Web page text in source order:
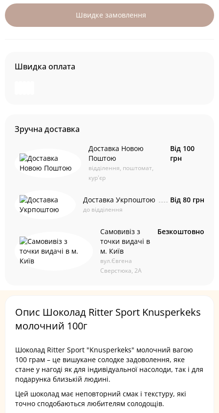
Швидке замовлення
Швидка оплата
Зручна доставка
Доставка Новою
Поштою
відділення, поштомат,
кур'єр
Від 100
грн
Доставка Укрпоштою
до відділення
Від 80 грн
Самовивіз з
точки видачі в
м. Київ
вул.Євгена
Сверстюка, 2А
Безкоштовно
Опис Шоколад Ritter Sport Knusperkeks
молочний 100г
Шоколад Ritter Sport "Knusperkeks" молочний вагою
100 грам – це вишукане солодке задоволення, яке
стане у нагоді як для індивідуальної насолоди, так і для
подарунка близькій людині.
Цей шоколад має неповторний смак і текстуру, які
точно сподобаються любителям солодощів.